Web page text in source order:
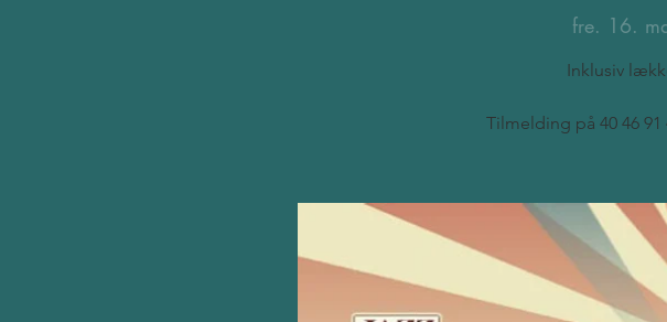
fre. 16.
Inklusiv
Tilmelding på 40 46